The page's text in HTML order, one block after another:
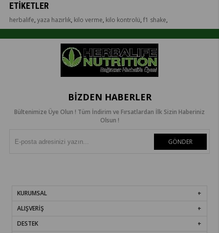
ETIKETLER
herbalife, yaza hazırlık, kilo verme, kilo kontrolü, f1 shake,
BIZDEN HABERLER
Bültenimize Üye Olun ! Tüm İndirim ve Fırsatlardan İlk Sizin Haberiniz
Olsun !
GÖNDER
KURUMSAL
ALIŞVERİŞ
DESTEK